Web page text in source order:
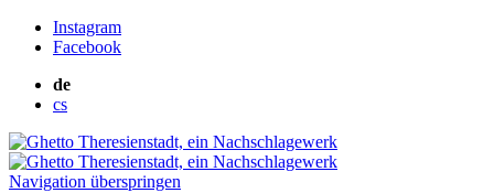
Instagram
Facebook
de
cs
Navigation überspringen